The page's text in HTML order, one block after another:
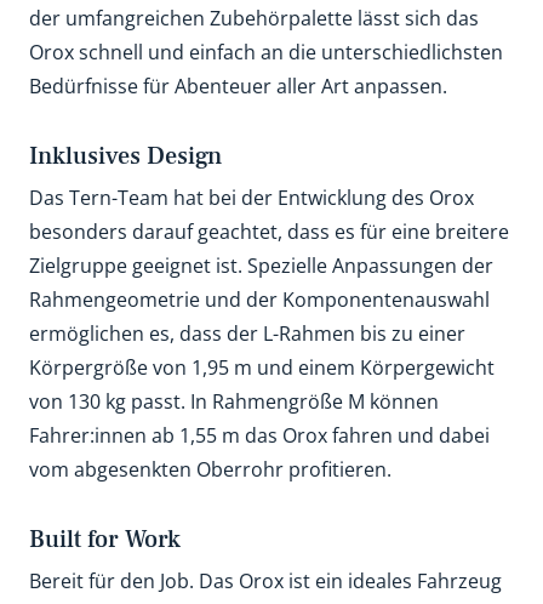
der umfangreichen Zubehörpalette lässt sich das
Orox schnell und einfach an die unterschiedlichsten
Bedürfnisse für Abenteuer aller Art anpassen.
Inklusives Design
Das Tern-Team hat bei der Entwicklung des Orox
besonders darauf geachtet, dass es für eine breitere
Zielgruppe geeignet ist. Spezielle Anpassungen der
Rahmengeometrie und der Komponentenauswahl
ermöglichen es, dass der L-Rahmen bis zu einer
Körpergröße von 1,95 m und einem Körpergewicht
von 130 kg passt. In Rahmengröße M können
Fahrer:innen ab 1,55 m das Orox fahren und dabei
vom abgesenkten Oberrohr profitieren.
Built for Work
Bereit für den Job. Das Orox ist ein ideales Fahrzeug